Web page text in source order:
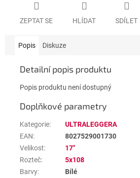
ZEPTAT SE HLÍDAT SDÍLET
Popis Diskuze
Detailní popis produktu
Popis produktu není dostupný
Doplňkové parametry
Kategorie:
ULTRALEGGERA
EAN:
8027529001730
Velikost:
17"
Rozteč:
5x108
Barvy:
Bílé